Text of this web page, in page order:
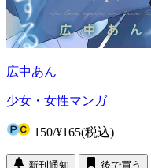
広中あん
少女・女性マンガ
150/¥165(税込)
新刊通知
後で買う